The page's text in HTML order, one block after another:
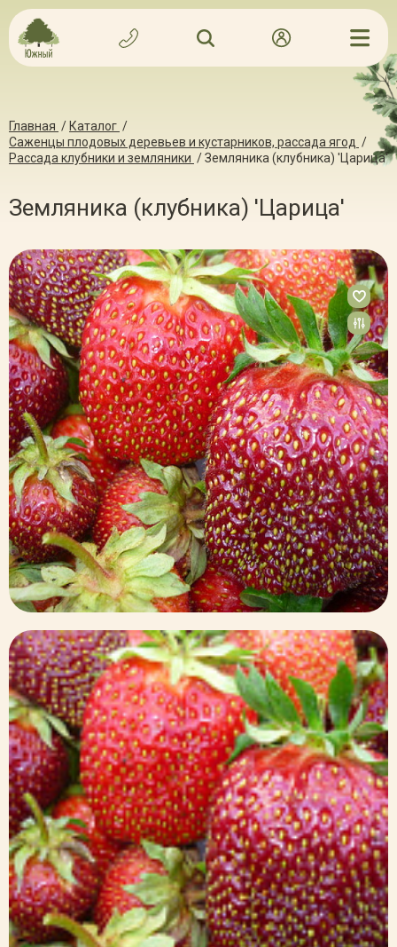
Главная / Каталог /
Саженцы плодовых деревьев и кустарников, рассада ягод /
Рассада клубники и земляники /Земляника (клубника) 'Царица'
Земляника (клубника) 'Царица'